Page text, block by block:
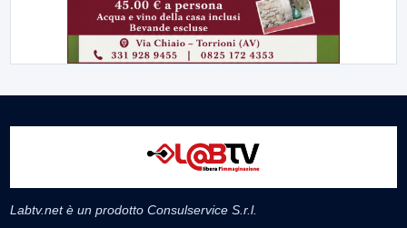
Labtv.net è un prodotto Consulservice S.r.l.